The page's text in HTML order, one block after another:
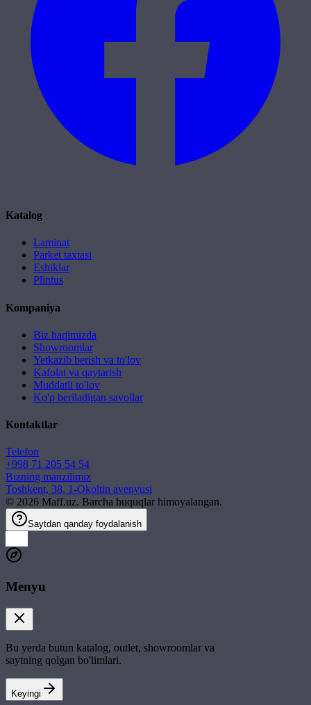
Katalog
Laminat
Parket taxtasi
Eshiklar
Plintus
Kompaniya
Biz haqimizda
Showroomlar
Yetkazib berish va to'lov
Kafolat va qaytarish
Muddatli to'lov
Ko'p beriladigan savollar
Kontaktlar
Telefon
+998 71 205 54 54
Bizning manzilimiz
Toshkent, 38, 1-Okoltin avenyusi
© 2026 Maff.uz. Barcha huquqlar himoyalangan.
Saytdan qanday foydalanish
Menyu
Bu yerda butun katalog, outlet, showroomlar va
saytning qolgan bo'limlari.
Keyingi